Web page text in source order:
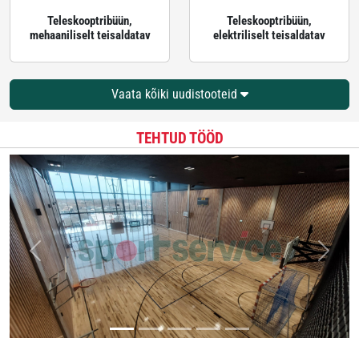
Teleskooptribüün,
mehaaniliselt teisaldatav
Teleskooptribüün,
elektriliselt teisaldatav
Vaata kõiki uudistooteid
TEHTUD TÖÖD
Previous Next